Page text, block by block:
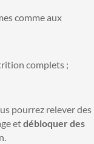
comme aux
complets ;
pourrez relever des
etdébloquer des